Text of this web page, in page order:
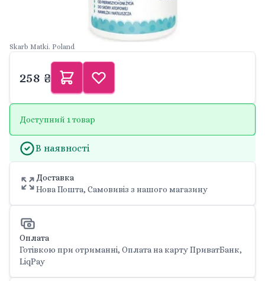
Skarb Matki. Poland
258 ₴
Доступний 1 товар
В наявності
Доставка
Нова Пошта, Самовивіз з нашого магазину
Оплата
Готівкою при отриманні, Оплата на карту ПриватБанк,
LiqPay